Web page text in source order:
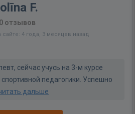
F.
0 отзывов
4 года, 3 месяцев назад
сейчас учусь на 3-м курсе
педагогики. Успешно
дальше